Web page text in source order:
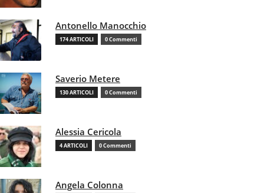
Antonello Manocchio
174 ARTICOLI 0 Commenti
Saverio Metere
130 ARTICOLI 0 Commenti
Alessia Cericola
4 ARTICOLI 0 Commenti
Angela Colonna